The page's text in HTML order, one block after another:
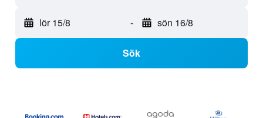
lör 15/8 - sön 16/8
Sök